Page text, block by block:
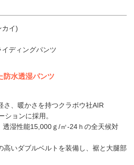
カイ)
ディングパンツ
防水透湿パンツ
さ、暖かさを持つクラボウ社AIR
ションに採用。
透湿性能15,000ｇ/㎡-24ｈの全天候対
高いダブルベルトを装備し、裾と大腿部